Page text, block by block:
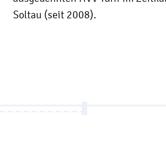
Soltau (seit 2008).